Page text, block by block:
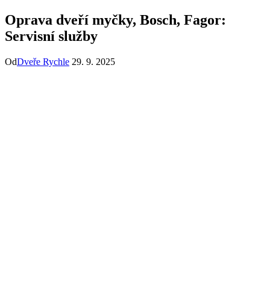
Oprava dveří myčky, Bosch, Fagor:
Servisní služby
OdDveře Rychle 29. 9. 2025